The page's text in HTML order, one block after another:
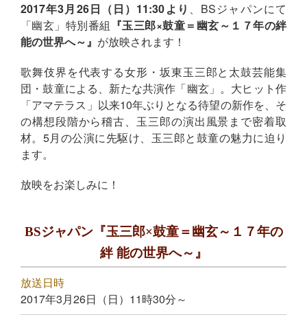
2017年3月26日（日）11:30より 、BSジャパンにて
「幽玄」特別番組 『玉三郎×鼓童＝幽玄～１７年の絆
能の世界へ～』 が放映されます！
歌舞伎界を代表する女形・坂東玉三郎と太鼓芸能集
団・鼓童による、新たな共演作「幽玄」。大ヒット作
「アマテラス」以来10年ぶりとなる待望の新作を、そ
の構想段階から稽古、玉三郎の演出風景まで密着取
材。5月の公演に先駆け、玉三郎と鼓童の魅力に迫り
ます。
放映をお楽しみに！
BSジャパン『玉三郎×鼓童＝幽玄～１７年の
絆 能の世界へ～』
放送日時
2017年3月26日（日）11時30分～